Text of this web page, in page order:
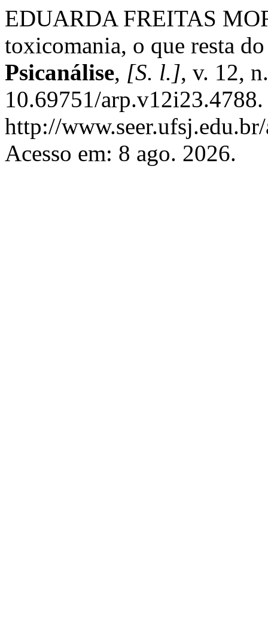
EDUARDA FREITAS
toxicomania, o que resta
Psicanálise, [S. l.], v. 12,
10.69751/
http://
Acesso em: 8 ago. 2026.